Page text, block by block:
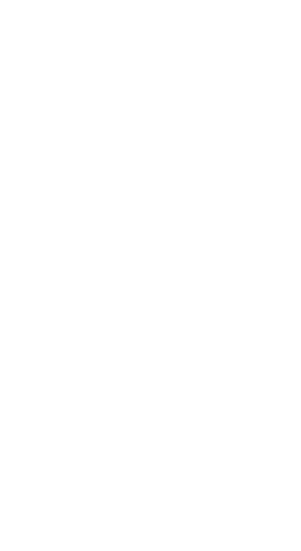
T7 CALIFORNIA